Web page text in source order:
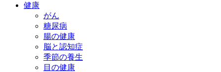
健康
がん
糖尿病
腸の健康
脳と認知症
季節の養生
目の健康